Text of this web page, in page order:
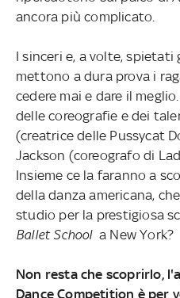
ancora più complicato.
I sinceri e, a volte, spietati
mettono a dura prova i
cedere mai e dare il
delle coreografie e dei
(creatrice delle Pussycat
Jackson (coreografo di
Insieme ce la faranno a
della danza americana,
studio per la prestigiosa
Ballet Schoola New York?
Non resta che scoprirlo,
Dance Competition è per